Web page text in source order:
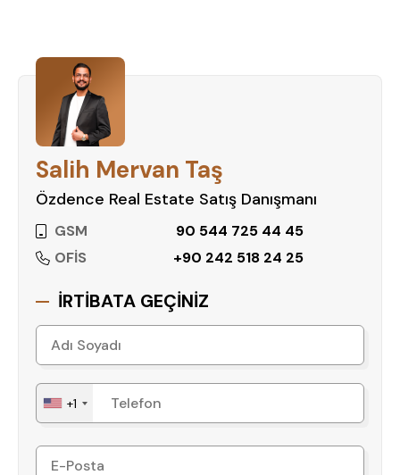
Salih Mervan Taş
Özdence Real Estate Satış Danışmanı
GSM
90 544 725 44 45
OFİS
+90 242 518 24 25
İRTİBATA GEÇİNİZ
+1